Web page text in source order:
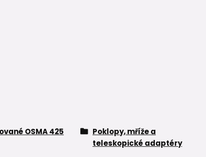
OSMA 425
Poklopy, mříže a
teleskopické adaptéry